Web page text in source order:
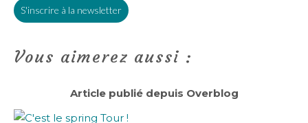
S'inscrire à la newsletter
Vous aimerez aussi :
Article publié depuis Overblog